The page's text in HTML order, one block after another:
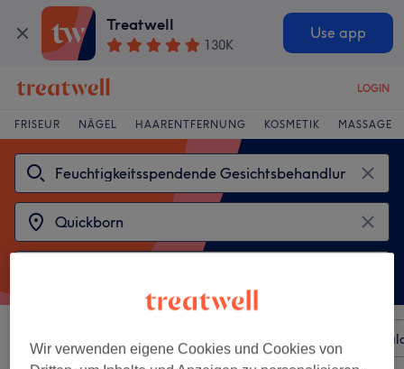
Treatwell
130K
Use app
LOGIN
FRISEUR NÄGEL HAARENTFERNUNG KOSMETIK MASSAGE
Beliebiger Preis Besonderheiten
Wir verwenden eigene Cookies und Cookies von